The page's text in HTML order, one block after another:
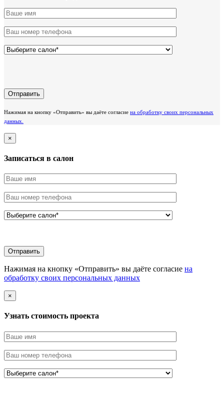
Нажимая на кнопку «Отправить» вы даёте согласие на обработку своих персональных
данных.
×
Записаться в салон
Нажимая на кнопку «Отправить» вы даёте согласие на
обработку своих персональных данных
×
Узнать стоимоcть проекта